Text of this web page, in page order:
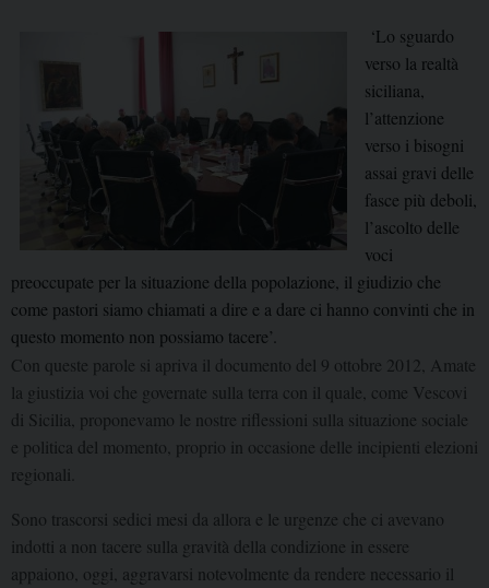
‘Lo sguardo
verso la realtà
siciliana,
l’attenzione
verso i bisogni
assai gravi delle
fasce più deboli,
l’ascolto delle
voci
preoccupate per la situazione della popolazione, il giudizio che
come pastori siamo chiamati a dire e a dare ci hanno convinti che in
questo momento non possiamo tacere’.
Con queste parole si apriva il documento del 9 ottobre 2012, Amate
la giustizia voi che governate sulla terra con il quale, come Vescovi
di Sicilia, proponevamo le nostre riflessioni sulla situazione sociale
e politica del momento, proprio in occasione delle incipienti elezioni
regionali.
Sono trascorsi sedici mesi da allora e le urgenze che ci avevano
indotti a non tacere sulla gravità della condizione in essere
appaiono, oggi, aggravarsi notevolmente da rendere necessario il